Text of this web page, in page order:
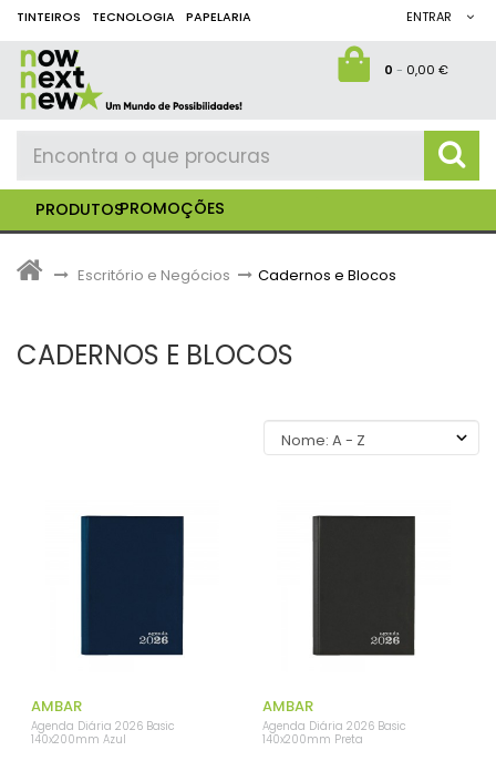
TINTEIROS TECNOLOGIA PAPELARIA ENTRAR
0- 0,00 €
PRODUTOSPROMOÇÕES
> Escritório e Negócios > Cadernos e Blocos
CADERNOS E BLOCOS
AMBAR
Agenda Diária 2026 Basic
140x200mm Azul
AMBAR
Agenda Diária 2026 Basic
140x200mm Preta